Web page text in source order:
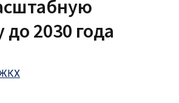
2030 года
ЖКХ